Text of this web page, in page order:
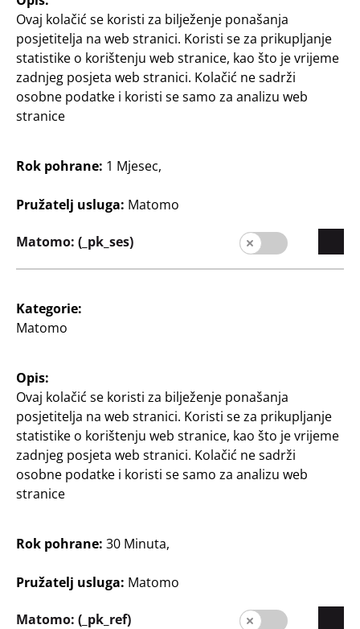
Filter
Muške natikače za
kupanje
5 €
Modni dodatci
Ženske ljetne cipele
boje
Ovaj kolačić se koristi za bilježenje ponašanja
posjetitelja na web stranici. Koristi se za prikupljanje
statistike o korištenju web stranice, kao što je vrijeme
zadnjeg posjeta web stranici. Kolačić ne sadrži
osobne podatke i koristi se samo za analizu web
stranice
Rok pohrane: 1 Mjesec,
Pružatelj usluga: Matomo
Matomo: (_pk_ses)
Kategorie:
Matomo
Opis:
Ovaj kolačić se koristi za bilježenje ponašanja
posjetitelja na web stranici. Koristi se za prikupljanje
statistike o korištenju web stranice, kao što je vrijeme
zadnjeg posjeta web stranici. Kolačić ne sadrži
osobne podatke i koristi se samo za analizu web
stranice
Rok pohrane: 30 Minuta,
Pružatelj usluga: Matomo
Matomo: (_pk_ref)